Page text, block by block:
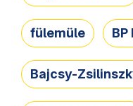
fülemüle BP
Bajcsy-